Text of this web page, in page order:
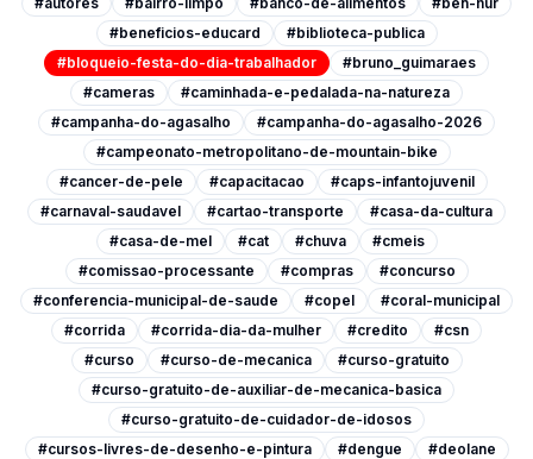
#beneficios-educard
#biblioteca-publica
#bloqueio-festa-do-dia-trabalhador
#bruno_guimaraes
#cameras
#caminhada-e-pedalada-na-natureza
#campanha-do-agasalho
#campanha-do-agasalho-2026
#campeonato-metropolitano-de-mountain-bike
#cancer-de-pele
#capacitacao
#caps-infantojuvenil
#carnaval-saudavel
#cartao-transporte
#casa-da-cultura
#casa-de-mel
#cat #chuva
#cmeis
#comissao-processante
#compras
#concurso
#conferencia-municipal-de-saude
#copel
#coral-municipal
#corrida
#corrida-dia-da-mulher #credito
#csn
#curso
#curso-de-mecanica
#curso-gratuito
#curso-gratuito-de-auxiliar-de-mecanica-basica
#curso-gratuito-de-cuidador-de-idosos
#cursos-livres-de-desenho-e-pintura
#dengue
#deolane